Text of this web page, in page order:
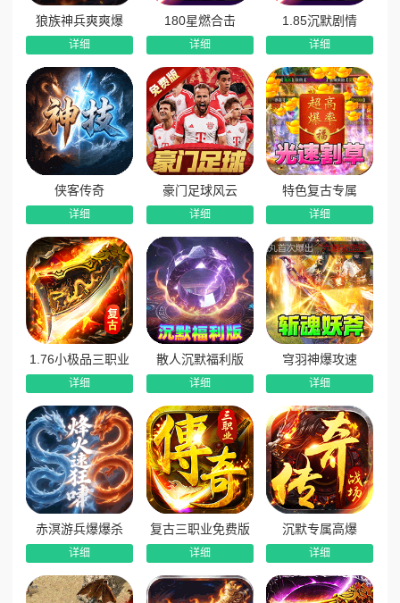
4、全自动打金·散人专属福利：进游即送全套自动功能，
全程挂机无忧，刷怪即可掉落充值、资源道具，散人打金无门
槛、越玩越赚。
狼族神兵爽爽爆
详细
180星燃合击
详细
1.85沉默剧情
详细
侠客传奇
详细
豪门足球风云
详细
特色复古专属
详细
1.76小极品三职业
详细
散人沉默福利版
详细
穹羽神爆攻速
详细
赤溟游兵爆爆杀
详细
复古三职业免费版
详细
沉默专属高爆
详细